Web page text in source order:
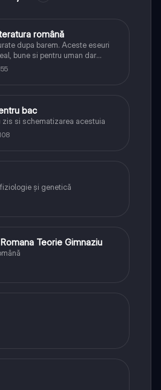
română
dupa barem. Aceste eseuri
bune si pentru uman dar
personaje si caracrerizarile.
bac
zis si schematizarea acestuia
și genetică
Teorie Gimnaziu